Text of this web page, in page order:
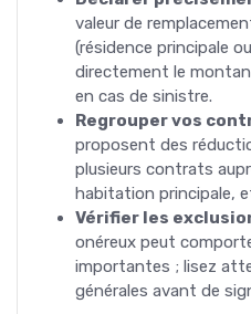
valeur de
(résidence principale
directement le
en cas de sinistre.
Regrouper vos
proposent des
plusieurs contrats
habitation principale,
Vérifier les
onéreux peut
importantes ; lisez
générales avant de